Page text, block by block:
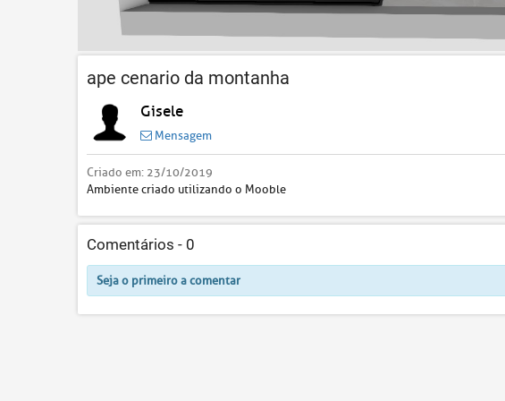
ape cenario da montanha
Gisele
Mensagem
Criado em: 23/10/2019
Ambiente criado utilizando o Mooble
Comentários - 0
Seja o primeiro a comentar